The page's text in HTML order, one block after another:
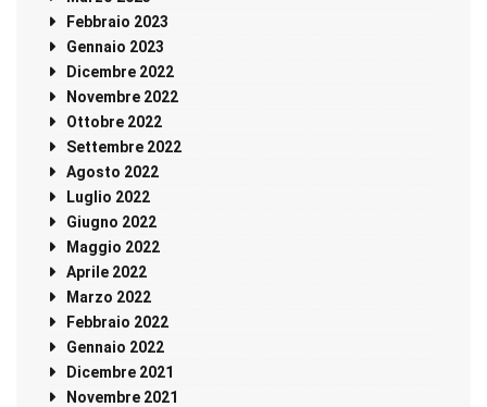
Febbraio 2023
Gennaio 2023
Dicembre 2022
Novembre 2022
Ottobre 2022
Settembre 2022
Agosto 2022
Luglio 2022
Giugno 2022
Maggio 2022
Aprile 2022
Marzo 2022
Febbraio 2022
Gennaio 2022
Dicembre 2021
Novembre 2021